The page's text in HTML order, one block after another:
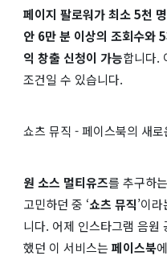
페이지 팔로워가 최소 5천
안 6만 분 이상의 조회수와
익 창출 신청이 가능합니다.
조건일 수 있습니다.
쇼츠 뮤직 - 페이스북의 새
원 소스 멀티유즈를 추구하
고민하던 중 ‘쇼츠 뮤직’이
니다. 어제 인스타그램 음원
했던 이 서비스는 페이스북